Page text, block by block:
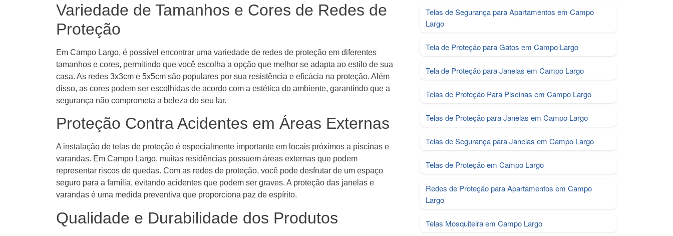
Variedade de Tamanhos e Cores de Redes de
Proteção
Em Campo Largo, é possível encontrar uma variedade de redes de proteção em diferentes
tamanhos e cores, permitindo que você escolha a opção que melhor se adapta ao estilo de sua
casa. As redes 3x3cm e 5x5cm são populares por sua resistência e eficácia na proteção. Além
disso, as cores podem ser escolhidas de acordo com a estética do ambiente, garantindo que a
segurança não comprometa a beleza do seu lar.
Proteção Contra Acidentes em Áreas Externas
A instalação de telas de proteção é especialmente importante em locais próximos a piscinas e
varandas. Em Campo Largo, muitas residências possuem áreas externas que podem
representar riscos de quedas. Com as redes de proteção, você pode desfrutar de um espaço
seguro para a família, evitando acidentes que podem ser graves. A proteção das janelas e
varandas é uma medida preventiva que proporciona paz de espírito.
Qualidade e Durabilidade dos Produtos
Telas de Segurança para Apartamentos em Campo
Largo
Tela de Proteção para Gatos em Campo Largo
Tela de Proteção para Janelas em Campo Largo
Telas de Proteção Para Piscinas em Campo Largo
Telas de Proteção para Janelas em Campo Largo
Telas de Segurança para Janelas em Campo Largo
Telas de Proteção em Campo Largo
Redes de Proteção para Apartamentos em Campo
Largo
Telas Mosquiteira em Campo Largo